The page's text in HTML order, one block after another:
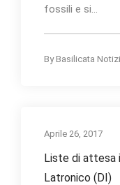
fossili e si...
By Basilicata
Aprile 26, 2017
Liste di attesa
Latronico (DI)